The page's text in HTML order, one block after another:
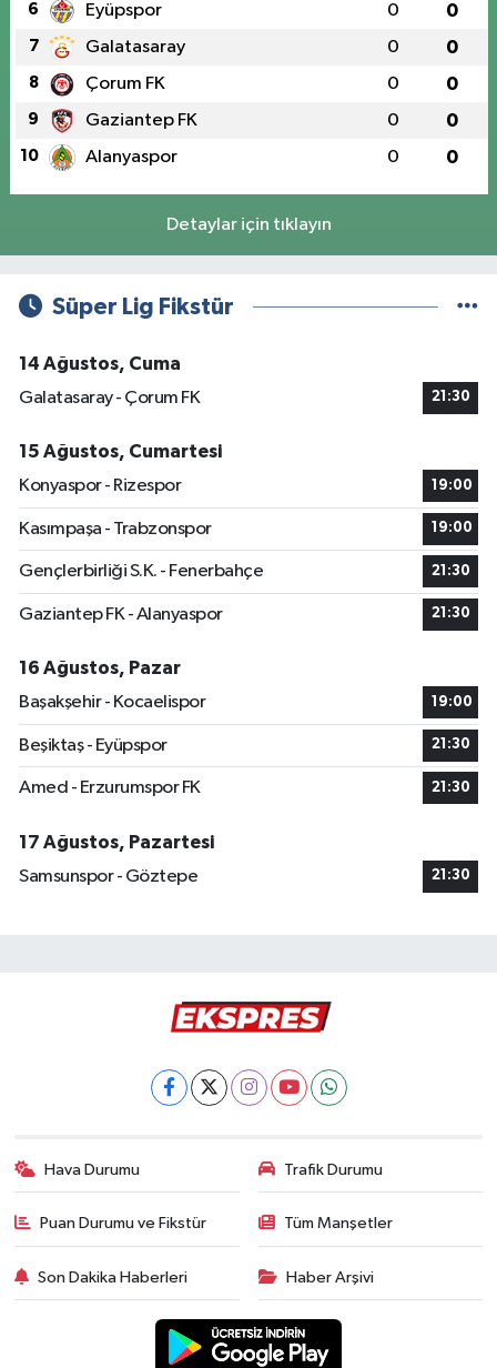
6 Eyüpspor 0 0
7 Galatasaray 0 0
8 Çorum FK 0 0
9 Gaziantep FK 0 0
10 Alanyaspor 0 0
Detaylar için tıklayın
Süper Lig Fikstür
14 Ağustos, Cuma
Galatasaray - Çorum FK
21:30
15 Ağustos, Cumartesi
Konyaspor - Rizespor
19:00
Kasımpaşa - Trabzonspor 19:00
Gençlerbirliği S.K. - Fenerbahçe 21:30
Gaziantep FK - Alanyaspor 21:30
16 Ağustos, Pazar
Başakşehir - Kocaelispor
19:00
Beşiktaş - Eyüpspor 21:30
Amed - Erzurumspor FK 21:30
17 Ağustos, Pazartesi
Samsunspor - Göztepe
21:30
Hava Durumu Trafik Durumu
Puan Durumu ve Fikstür Tüm Manşetler
Son Dakika Haberleri Haber Arşivi